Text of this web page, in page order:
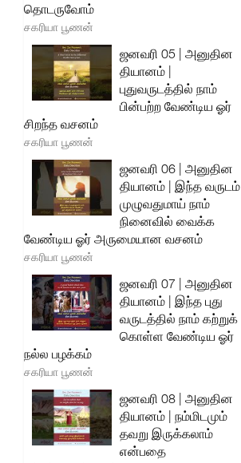
தொடருவோம்
சகரியா பூணன்
ஜனவரி 05 | அனுதின
தியானம் |
புதுவருடத்தில் நாம்
பின்பற்ற வேண்டிய ஓர்
சிறந்த வசனம்
சகரியா பூணன்
ஜனவரி 06 | அனுதின
தியானம் | இந்த வருடம்
முழுவதுமாய் நாம்
நினைவில் வைக்க
வேண்டிய ஓர் அருமையான வசனம்
சகரியா பூணன்
ஜனவரி 07 | அனுதின
தியானம் | இந்த புது
வருடத்தில் நாம் கற்றுக்
கொள்ள வேண்டிய ஓர்
நல்ல பழக்கம்
சகரியா பூணன்
ஜனவரி 08 | அனுதின
தியானம் | நம்மிடமும்
தவறு இருக்கலாம்
என்பதை